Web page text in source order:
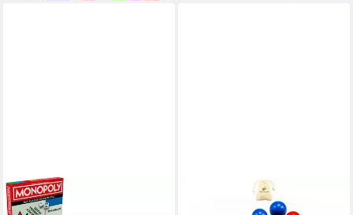
Spiel – DIY Set Halmakegel